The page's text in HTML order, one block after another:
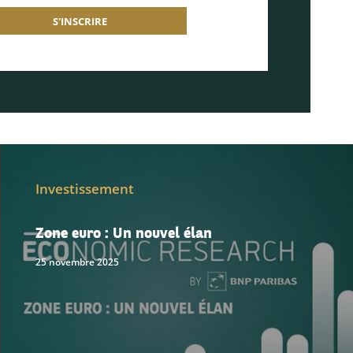
S'INSCRIRE
Investissement
Zone euro : Un nouvel élan
25 novembre 2025